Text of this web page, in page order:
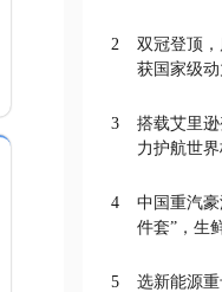
2
双冠登顶
获国家级
3
搭载艾里
力护航世
4
中国重汽
件套”，生
5
选新能源